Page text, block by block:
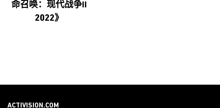
命召唤：现代战争II
2022》
ACTIVISION.COM